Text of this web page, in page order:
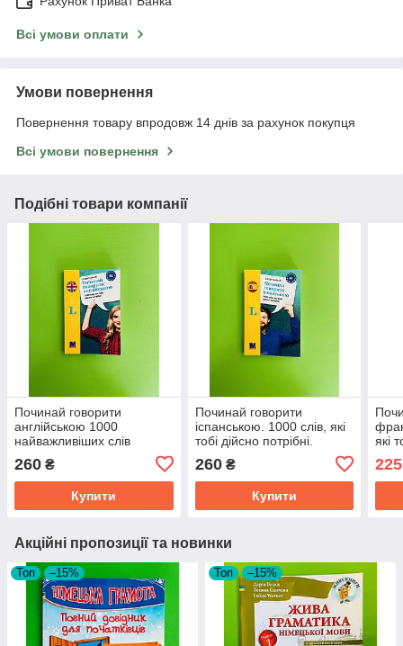
Всі умови оплати
Умови повернення
Повернення товару впродовж 14 днів за рахунок покупця
Всі умови повернення
Подібні товари компанії
Починай говорити
англійською 1000
найважливіших слів
початківців
260 ₴
Купити
Починай говорити
іспанською. 1000 слів, які
тобі дійсно потрібні.
260₴
Купити
які
Акційні пропозиції та новинки
Топ –15% Топ –15%